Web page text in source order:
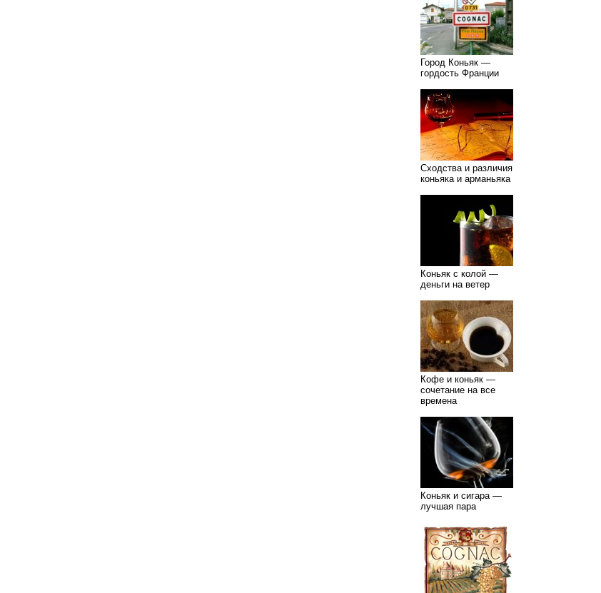
Город Коньяк —
гордость Франции
Сходства и различия
коньяка и арманьяка
Коньяк с колой —
деньги на ветер
Кофе и коньяк —
сочетание на все
времена
Коньяк и сигара —
лучшая пара